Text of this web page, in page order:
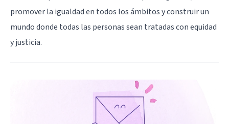
promover la igualdad en todos los ámbitos y construir un
mundo donde todas las personas sean tratadas con equidad
y justicia.